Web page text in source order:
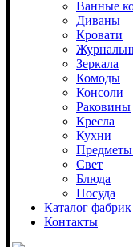
Ванные
Диваны
Кровати
Зеркала
Комоды
Консоли
Раковины
Кресла
Кухни
Предметы
Свет
Блюда
Посуда
Каталог фабрик
Контакты